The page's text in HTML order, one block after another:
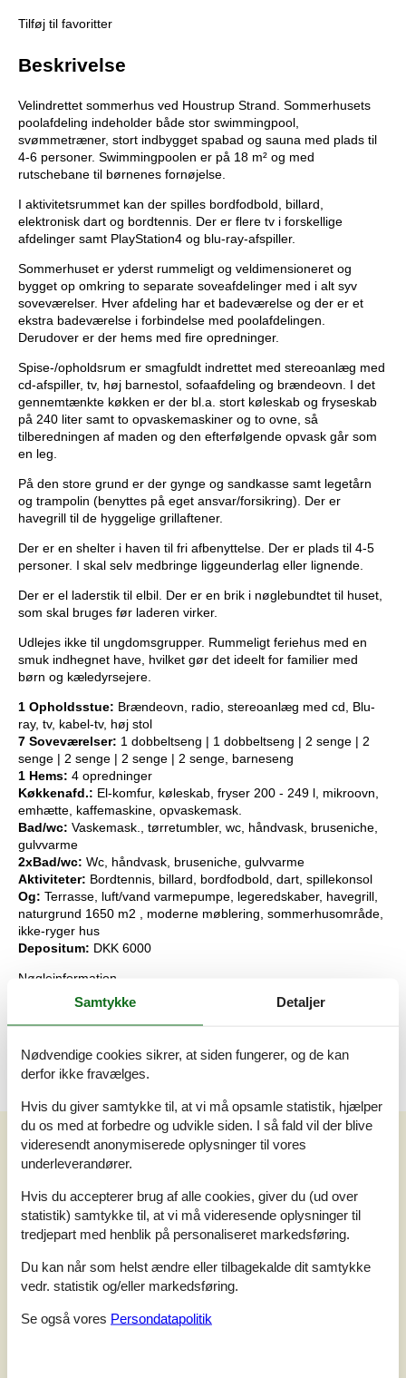
Tilføj til favoritter
Beskrivelse
Velindrettet sommerhus ved Houstrup Strand. Sommerhusets
poolafdeling indeholder både stor swimmingpool,
svømmetræner, stort indbygget spabad og sauna med plads til
4-6 personer. Swimmingpoolen er på 18 m² og med
rutschebane til børnenes fornøjelse.
I aktivitetsrummet kan der spilles bordfodbold, billard,
elektronisk dart og bordtennis. Der er flere tv i forskellige
afdelinger samt PlayStation4 og blu-ray-afspiller.
Sommerhuset er yderst rummeligt og veldimensioneret og
bygget op omkring to separate soveafdelinger med i alt syv
soveværelser. Hver afdeling har et badeværelse og der er et
ekstra badeværelse i forbindelse med poolafdelingen.
Derudover er der hems med fire opredninger.
Spise-/opholdsrum er smagfuldt indrettet med stereoanlæg med
cd-afspiller, tv, høj barnestol, sofaafdeling og brændeovn. I det
gennemtænkte køkken er der bl.a. stort køleskab og fryseskab
på 240 liter samt to opvaskemaskiner og to ovne, så
tilberedningen af maden og den efterfølgende opvask går som
en leg.
På den store grund er der gynge og sandkasse samt legetårn
og trampolin (benyttes på eget ansvar/forsikring). Der er
havegrill til de hyggelige grillaftener.
Der er en shelter i haven til fri afbenyttelse. Der er plads til 4-5
personer. I skal selv medbringe liggeunderlag eller lignende.
Der er el laderstik til elbil. Der er en brik i nøglebundtet til huset,
som skal bruges før laderen virker.
Udlejes ikke til ungdomsgrupper. Rummeligt feriehus med en
smuk indhegnet have, hvilket gør det ideelt for familier med
børn og kæledyrsejere.
1 Opholdsstue: Brændeovn, radio, stereoanlæg med cd, Blu-
ray, tv, kabel-tv, høj stol
7 Soveværelser: 1 dobbeltseng | 1 dobbeltseng | 2 senge | 2
senge | 2 senge | 2 senge | 2 senge, barneseng
1 Hems: 4 opredninger
Køkkenafd.: El-komfur, køleskab, fryser 200 - 249 l, mikroovn,
emhætte, kaffemaskine, opvaskemask.
Bad/wc: Vaskemask., tørretumbler, wc, håndvask, bruseniche,
gulvvarme
2xBad/wc: Wc, håndvask, bruseniche, gulvvarme
Aktiviteter: Bordtennis, billard, bordfodbold, dart, spillekonsol
Og: Terrasse, luft/vand varmepumpe, legeredskaber, havegrill,
naturgrund 1650 m2 , moderne møblering, sommerhusområde,
ikke-ryger hus
Depositum: DKK 6000
Nøgleinformation
Nøglen til ferieboligen er til rådighed fra kl. 16:00 på
indflytningsdagen.
Nøglen udleveres ved huset.
Vores gæsteanmeldelser
Vores gæsteanmeldelser
4,6 Baseret på5vurderinger
Sidste vurdering fra d. 12-10-2024
4
Samtykke Detaljer
Nødvendige cookies sikrer, at siden fungerer, og de kan
derfor ikke fravælges.
Hvis du giver samtykke til, at vi må opsamle statistik, hjælper
du os med at forbedre og udvikle siden. I så fald vil der blive
videresendt anonymiserede oplysninger til vores
underleverandører.
Hvis du accepterer brug af alle cookies, giver du (ud over
statistik) samtykke til, at vi må videresende oplysninger til
tredjepart med henblik på personaliseret markedsføring.
Du kan når som helst ændre eller tilbagekalde dit samtykke
vedr. statistik og/eller markedsføring.
Se også vores Persondatapolitik